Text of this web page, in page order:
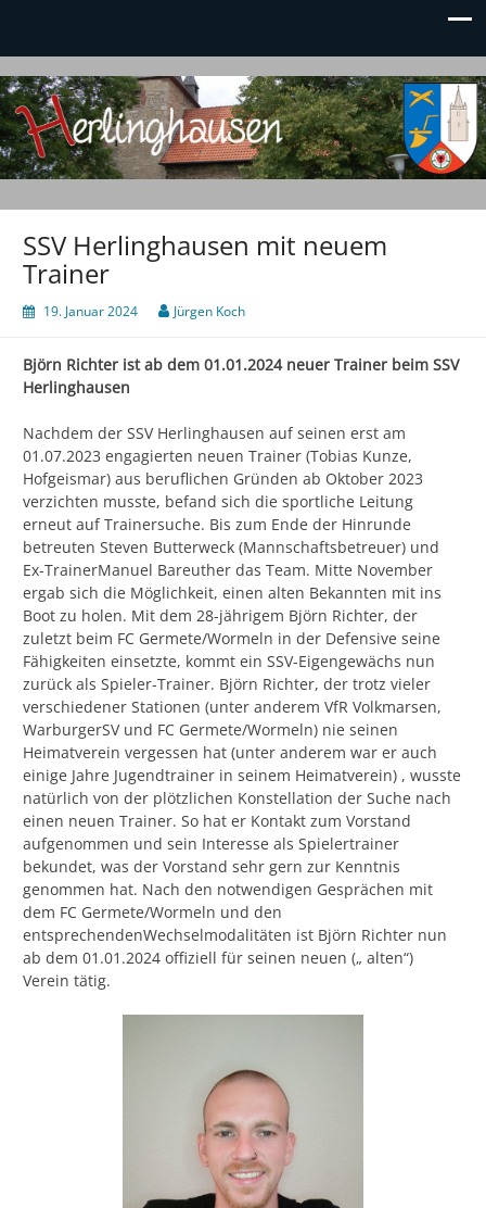
Herlinghausen.de
Dein Ort im Kreis Höxter!
SSV Herlinghausen mit neuem
Trainer
19. Januar 2024 Jürgen Koch
Björn Richter ist ab dem 01.01.2024 neuer Trainer beim SSV
Herlinghausen
Nachdem der SSV Herlinghausen auf seinen erst am
01.07.2023 engagierten neuen Trainer (Tobias Kunze,
Hofgeismar) aus beruflichen Gründen ab Oktober 2023
verzichten musste, befand sich die sportliche Leitung
erneut auf Trainersuche. Bis zum Ende der Hinrunde
betreuten Steven Butterweck (Mannschaftsbetreuer) und
Ex-TrainerManuel Bareuther das Team. Mitte November
ergab sich die Möglichkeit, einen alten Bekannten mit ins
Boot zu holen. Mit dem 28-jährigem Björn Richter, der
zuletzt beim FC Germete/Wormeln in der Defensive seine
Fähigkeiten einsetzte, kommt ein SSV-Eigengewächs nun
zurück als Spieler-Trainer. Björn Richter, der trotz vieler
verschiedener Stationen (unter anderem VfR Volkmarsen,
WarburgerSV und FC Germete/Wormeln) nie seinen
Heimatverein vergessen hat (unter anderem war er auch
einige Jahre Jugendtrainer in seinem Heimatverein) , wusste
natürlich von der plötzlichen Konstellation der Suche nach
einen neuen Trainer. So hat er Kontakt zum Vorstand
aufgenommen und sein Interesse als Spielertrainer
bekundet, was der Vorstand sehr gern zur Kenntnis
genommen hat. Nach den notwendigen Gesprächen mit
dem FC Germete/Wormeln und den
entsprechendenWechselmodalitäten ist Björn Richter nun
ab dem 01.01.2024 offiziell für seinen neuen („ alten“)
Verein tätig.